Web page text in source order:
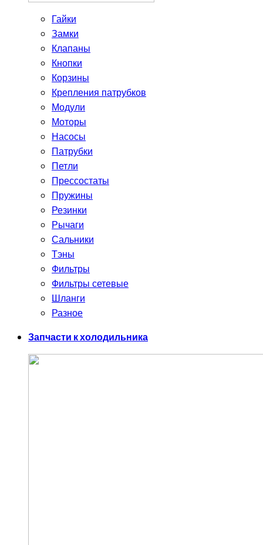
Гайки
Замки
Клапаны
Кнопки
Корзины
Крепления патрубков
Модули
Моторы
Насосы
Патрубки
Петли
Прессостаты
Пружины
Резинки
Рычаги
Сальники
Тэны
Фильтры
Фильтры сетевые
Шланги
Разное
Запчасти к холодильника